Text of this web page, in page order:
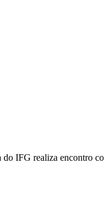
do IFG realiza encontro